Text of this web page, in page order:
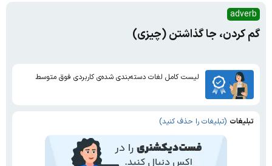
adverb
گم کردن، جا گذاشتن (چیزی)
لیست کامل لغات دسته‌بندی شده‌ی کاربردی فوق متوسط
تبلیغات (تبلیغات را حذف کنید)